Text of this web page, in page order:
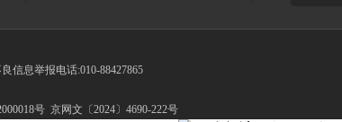
信息举报电话:010-88427865
号 京网文〔2024〕4690-222号